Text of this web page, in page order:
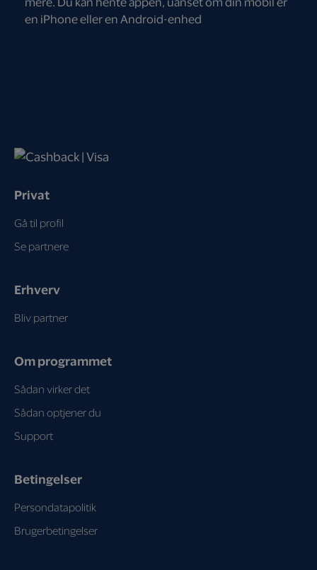
en iPhone eller en Android-enhed
Privat
Gå til profil
Se partnere
Erhverv
Bliv partner
Om programmet
Sådan virker det
Sådan optjener du
Support
Betingelser
Persondatapolitik
Brugerbetingelser